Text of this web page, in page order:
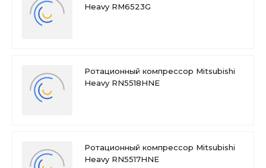
Heavy RM6523G
Ротационный компрессор Mitsubishi
Heavy RN5518HNE
Ротационный компрессор Mitsubishi
Heavy RN5517HNE